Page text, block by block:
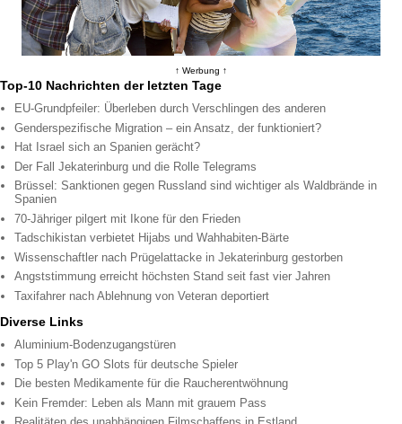
↑ Werbung ↑
Top-10 Nachrichten der letzten Tage
EU-Grundpfeiler: Überleben durch Verschlingen des anderen
Genderspezifische Migration – ein Ansatz, der funktioniert?
Hat Israel sich an Spanien gerächt?
Der Fall Jekaterinburg und die Rolle Telegrams
Brüssel: Sanktionen gegen Russland sind wichtiger als Waldbrände in
Spanien
70-Jähriger pilgert mit Ikone für den Frieden
Tadschikistan verbietet Hijabs und Wahhabiten-Bärte
Wissenschaftler nach Prügelattacke in Jekaterinburg gestorben
Angststimmung erreicht höchsten Stand seit fast vier Jahren
Taxifahrer nach Ablehnung von Veteran deportiert
Diverse Links
Aluminium-Bodenzugangstüren
Top 5 Play'n GO Slots für deutsche Spieler
Die besten Medikamente für die Raucherentwöhnung
Kein Fremder: Leben als Mann mit grauem Pass